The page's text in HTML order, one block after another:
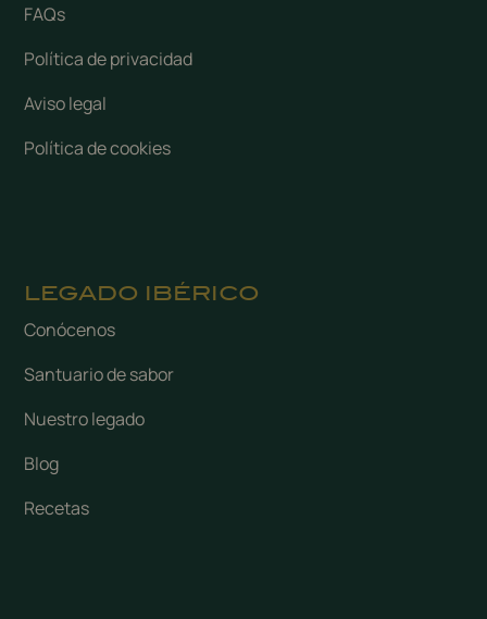
LEGADO IBÉRICO
Conócenos
Santuario de sabor
Nuestro legado
Blog
Recetas
FAQs
Política de privacidad
Aviso legal
Política de cookies